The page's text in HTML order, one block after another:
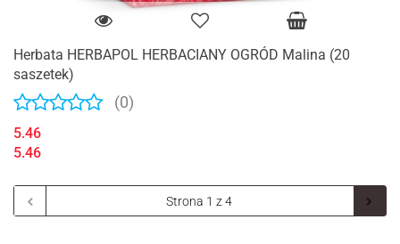
Herbata HERBAPOL HERBACIANY OGRÓD Malina (20
saszetek)
(0)
5.46
5.46